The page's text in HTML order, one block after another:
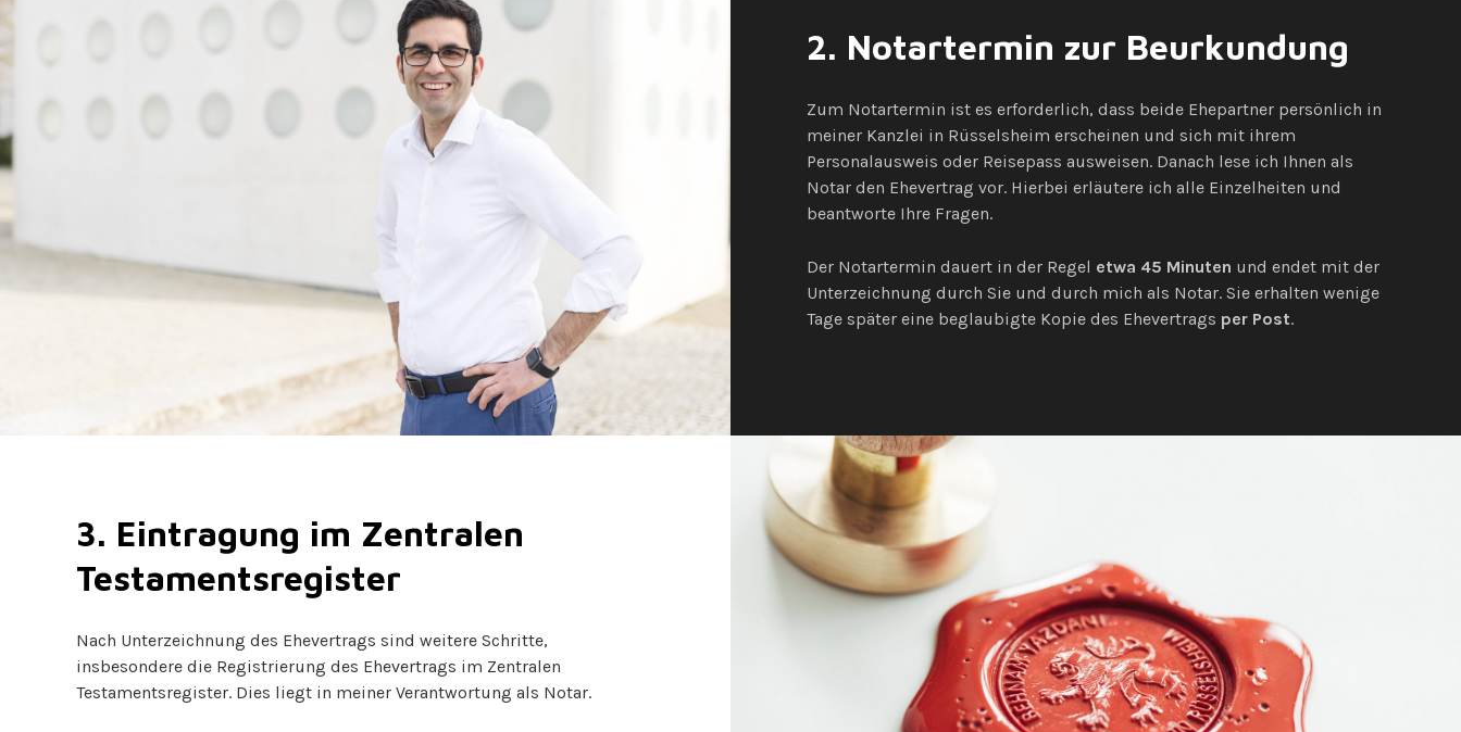
2. Notartermin zur Beurkundung
Zum Notartermin ist es erforderlich, dass beide Ehepartner persönlich in
meiner Kanzlei in Rüsselsheim erscheinen und sich mit ihrem
Personalausweis oder Reisepass ausweisen. Danach lese ich Ihnen als
Notar den Ehevertrag vor. Hierbei erläutere ich alle Einzelheiten und
beantworte Ihre Fragen.
Der Notartermin dauert in der Regel etwa 45 Minuten und endet mit der
Unterzeichnung durch Sie und durch mich als Notar. Sie erhalten wenige
Tage später eine beglaubigte Kopie des Ehevertrags per Post.
3. Eintragung im Zentralen
Testamentsregister
Nach Unterzeichnung des Ehevertrags sind weitere Schritte,
insbesondere die Registrierung des Ehevertrags im Zentralen
Testamentsregister. Dies liegt in meiner Verantwortung als Notar.